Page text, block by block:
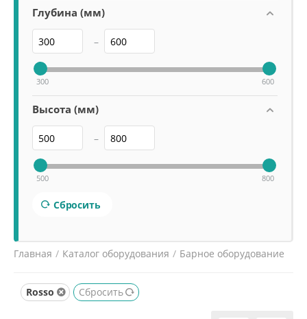
Глубина (мм)
–
300 600
Высота (мм)
–
500 800
Сбросить
Главная / Каталог оборудования / Барное оборудование
Rosso
Сбросить